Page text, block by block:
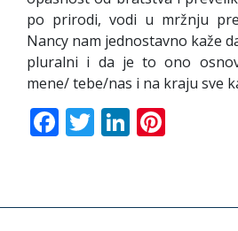
po prirodi, vodi u mržnju
Nancy nam jednostavno kaže
pluralni i da je to ono
mene/ tebe/nas i na kraju sve
Facebook
TwitterLinkedIn